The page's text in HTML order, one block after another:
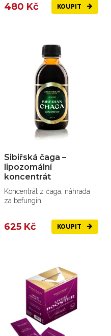
480 Kč KOUPIT
Sibiřská čaga –
lipozomální
koncentrát
Koncentrát z čaga, náhrada
za befungin
625 Kč KOUPIT